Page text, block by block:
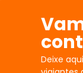
Deixe